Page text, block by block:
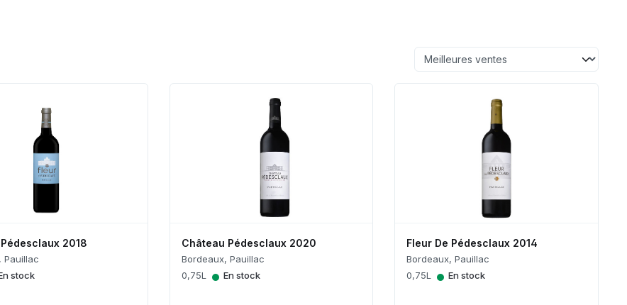
2018
Pauillac
stock
Château Pédesclaux 2020
Bordeaux, Pauillac
0,75L
• En stock
Fleur De Pédesclaux 2014
Bordeaux, Pauillac
0,75L
• En stock